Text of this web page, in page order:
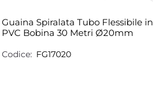
Guaina Spiralata Tubo Flessibile in
PVC Bobina 30 Metri Ø20mm
Codice: FG17020